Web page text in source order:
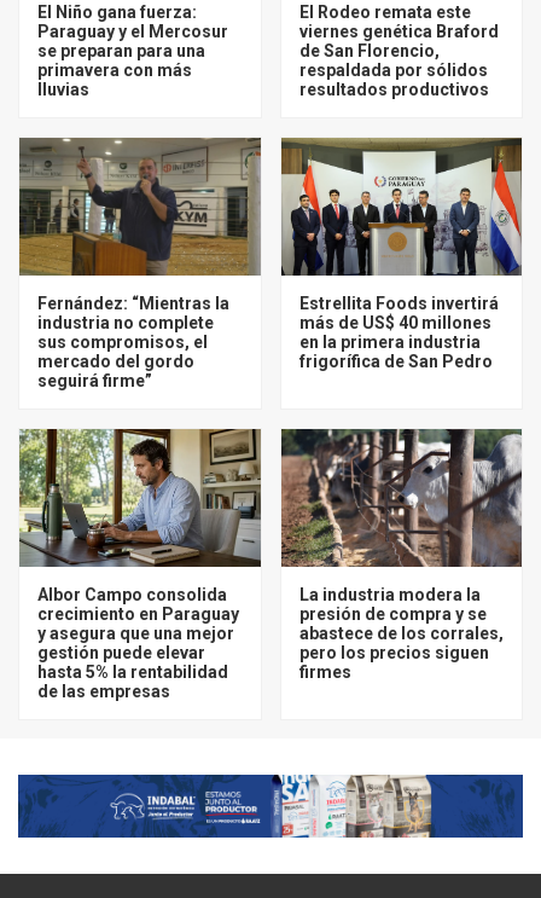
El Niño gana fuerza:
Paraguay y el Mercosur
se preparan para una
primavera con más
lluvias
El Rodeo remata este
viernes genética Braford
de San Florencio,
respaldada por sólidos
resultados productivos
Fernández: “Mientras la
industria no complete
sus compromisos, el
mercado del gordo
seguirá firme”
Estrellita Foods invertirá
más de US$ 40 millones
en la primera industria
frigorífica de San Pedro
Albor Campo consolida
crecimiento en Paraguay
y asegura que una mejor
gestión puede elevar
hasta 5% la rentabilidad
de las empresas
La industria modera la
presión de compra y se
abastece de los corrales,
pero los precios siguen
firmes